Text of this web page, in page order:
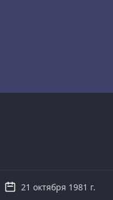
21 октября 1981 г.